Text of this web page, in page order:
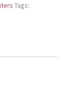
Tags: